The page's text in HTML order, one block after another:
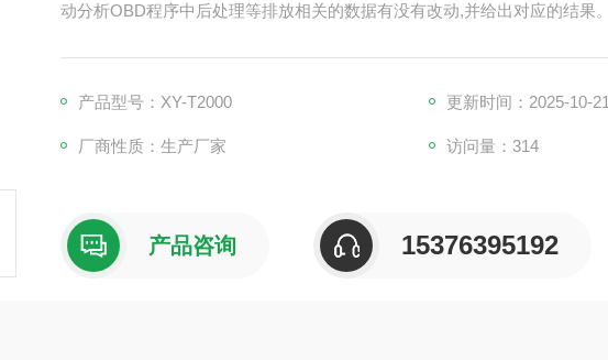
动分析OBD程序中后处理等排放相关的数据有没有改动,并给出对应的结果。
产品型号：XY-T2000 更新时间：2025-10-21
厂商性质：生产厂家 访问量：314
产品咨询 15376395192